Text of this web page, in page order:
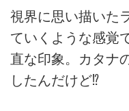
視界に思い描いた
ていくような感覚
直な印象。カタナ
したんだけど⁉